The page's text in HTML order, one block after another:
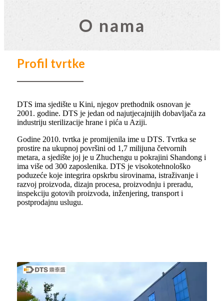
O nama
Profil tvrtke
DTS ima sjedište u Kini, njegov prethodnik osnovan je
2001. godine. DTS je jedan od najutjecajnijih dobavljača za
industriju sterilizacije hrane i pića u Aziji.
Godine 2010. tvrtka je promijenila ime u DTS. Tvrtka se
prostire na ukupnoj površini od 1,7 milijuna četvornih
metara, a sjedište joj je u Zhuchengu u pokrajini Shandong i
ima više od 300 zaposlenika. DTS je visokotehnološko
poduzeće koje integrira opskrbu sirovinama, istraživanje i
razvoj proizvoda, dizajn procesa, proizvodnju i preradu,
inspekciju gotovih proizvoda, inženjering, transport i
postprodajnu uslugu.